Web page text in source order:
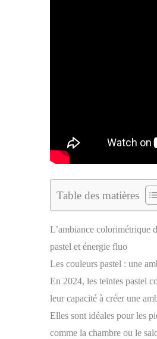
Table des matières
L’ambiance colorimétrique
pastel et énergie fluo
Les couleurs pastel : une
En 2024, les teintes pastel
leur capacité à créer une
Elles sont idéales pour les
comme la chambre ou le